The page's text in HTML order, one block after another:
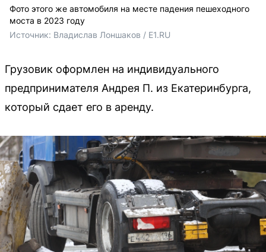
Фото этого же автомобиля на месте падения пешеходного
моста в 2023 году
Источник: Владислав Лоншаков / E1.RU
Грузовик оформлен на индивидуального
предпринимателя Андрея П. из Екатеринбурга,
который сдает его в аренду.